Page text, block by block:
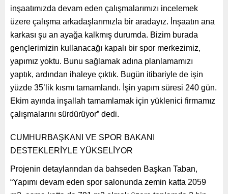
inşaatımızda devam eden çalışmalarımızı incelemek
üzere çalışma arkadaşlarımızla bir aradayız. İnşaatın ana
karkası şu an ayağa kalkmış durumda. Bizim burada
gençlerimizin kullanacağı kapalı bir spor merkezimiz,
yapımız yoktu. Bunu sağlamak adına planlamamızı
yaptık, ardından ihaleye çıktık. Bugün itibariyle de işin
yüzde 35’lik kısmı tamamlandı. İşin yapım süresi 240 gün.
Ekim ayında inşallah tamamlamak için yüklenici firmamız
çalışmalarını sürdürüyor” dedi.
CUMHURBAŞKANI VE SPOR BAKANI
DESTEKLERİYLE YÜKSELİYOR
Projenin detaylarından da bahseden Başkan Taban,
“Yapımı devam eden spor salonunda zemin katta 2059